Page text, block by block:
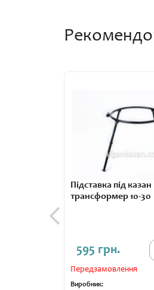
Підставка під казан
трансформер 10-30
595 грн.
Передзамовлення
Виробник: